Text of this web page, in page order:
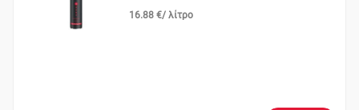
16.88 €/ λίτρο